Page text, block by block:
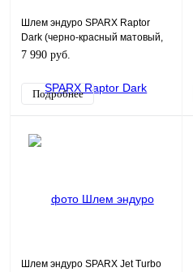
Шлем эндуро SPARX Raptor
Dark (черно-красный матовый,
M)
7 990 руб.
Подробнее
Шлем эндуро SPARX Jet Turbo